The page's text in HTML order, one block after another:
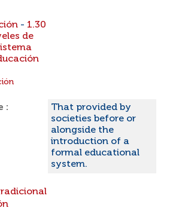
- 1.30
de
:
That provided by
societies before or
alongside the
introduction of a
formal educational
system.